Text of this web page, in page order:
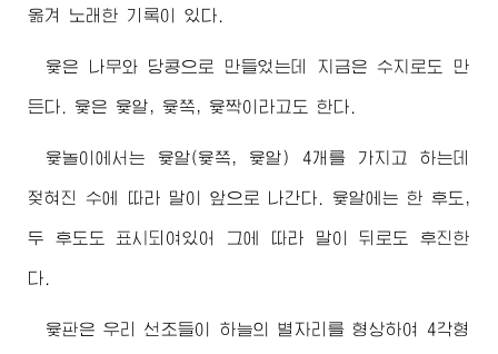
옮겨 노래한 기록이 있다.
윷은 나무와 당콩으로 만들었는데 지금은 수지로도 만
든다. 윷은 윷알, 윷쪽, 윷짝이라고도 한다.
윷놀이에서는 윷알(윷쪽, 윷알) 4개를 가지고 하는데
젖혀진 수에 따라 말이 앞으로 나간다. 윷알에는 한 후도,
두 후도도 표시되여있어 그에 따라 말이 뒤로도 후진한
다.
윷판은 우리 선조들이 하늘의 별자리를 형상하여 4각형